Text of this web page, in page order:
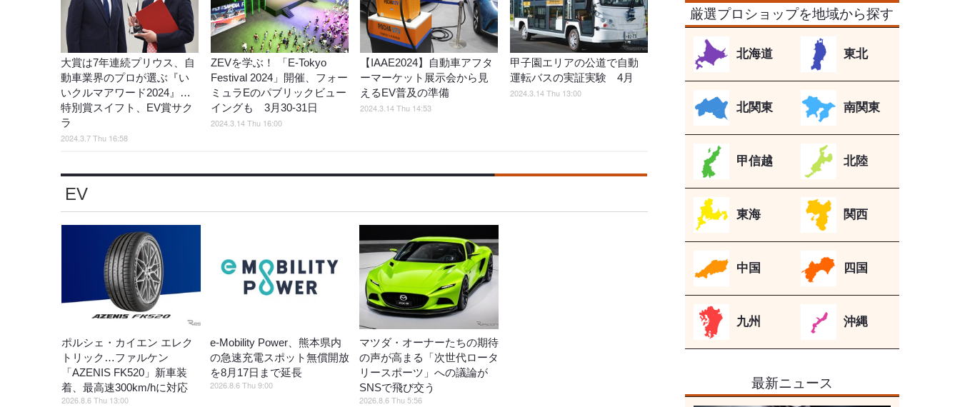
大賞は7年連続プリウス、自
動車業界のプロが選ぶ『い
いクルマアワード2024』…
特別賞スイフト、EV賞サク
ラ
2024.3.7 Thu 16:58
ZEVを学ぶ！ 「E-Tokyo
Festival 2024」開催、フォー
ミュラEのパブリックビュー
イングも 3月30-31日
2024.3.14 Thu 16:00
【IAAE2024】自動車アフタ
ーマーケット展示会から見
えるEV普及の準備
2024.3.14 Thu 14:53
甲子園エリアの公道で自動
運転バスの実証実験 4月
2024.3.14 Thu 13:00
EV
ポルシェ・カイエン エレク
トリック…ファルケン
「AZENIS FK520」新車装
着、最高速300km/hに対応
2026.8.6 Thu 13:00
e-Mobility Power、熊本県内
の急速充電スポット無償開放
を8月17日まで延長
2026.8.6 Thu 9:00
マツダ・オーナーたちの期待
の声が高まる「次世代ロータ
リースポーツ」への議論が
SNSで飛び交う
2026.8.6 Thu 5:56
厳選プロショップを地域から探す
北海道 東北
北関東 南関東
甲信越 北陸
東海 関西
中国 四国
九州 沖縄
最新ニュース